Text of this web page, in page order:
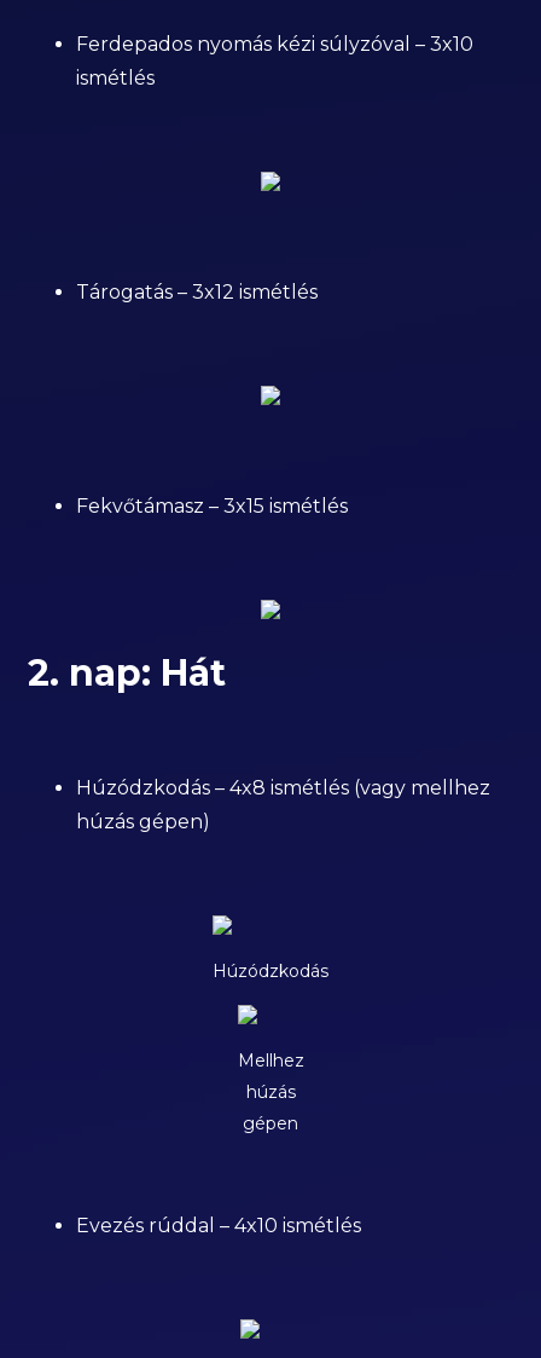
Ferdepados nyomás kézi súlyzóval – 3x10
ismétlés
Tárogatás – 3x12 ismétlés
Fekvőtámasz – 3x15 ismétlés
2. nap: Hát
Húzódzkodás – 4x8 ismétlés (vagy mellhez
húzás gépen)
Húzódzkodás
Mellhez
húzás
gépen
Evezés rúddal – 4x10 ismétlés